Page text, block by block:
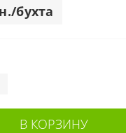
бухта
В КОРЗИНУ